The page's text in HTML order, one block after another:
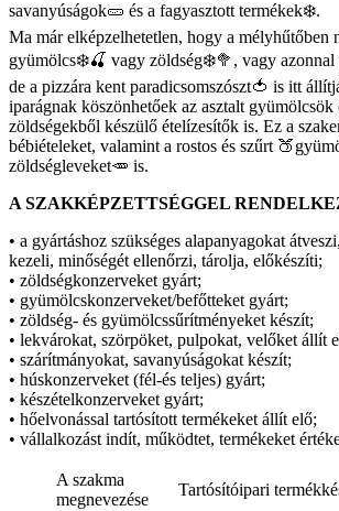
savanyúságok🥒 és a fagyasztott termékek❄️.
Ma már elképzelhetetlen, hogy a mélyhűtőben
gyümölcs❄️🍒 vagy zöldség❄️🥦, vagy azonnal
de a pizzára kent paradicsomszószt🍅 is itt
iparágnak köszönhetőek az asztalt gyümölcsök
zöldségekből készülő ételízesítők is. Ez a
bébiételeket, valamint a rostos és szűrt
zöldségleveket🥕 is.
A SZAKKÉPZETTSÉGGEL
• a gyártáshoz szükséges alapanyagokat
kezeli, minőségét ellenőrzi, tárolja, előkészíti;
• zöldségkonzerveket gyárt;
• gyümölcskonzerveket/befőtteket gyárt;
• zöldség- és gyümölcssűrítményeket készít;
• lekvárokat, szörpöket, pulpokat, velőket állít
• szárítmányokat, savanyúságokat készít;
• húskonzerveket (fél-és teljes) gyárt;
• készételkonzerveket gyárt;
• hőelvonással tartósított termékeket állít elő;
• vállalkozást indít, működtet, termékeket
A szakma
megnevezése
Tartósítóipari